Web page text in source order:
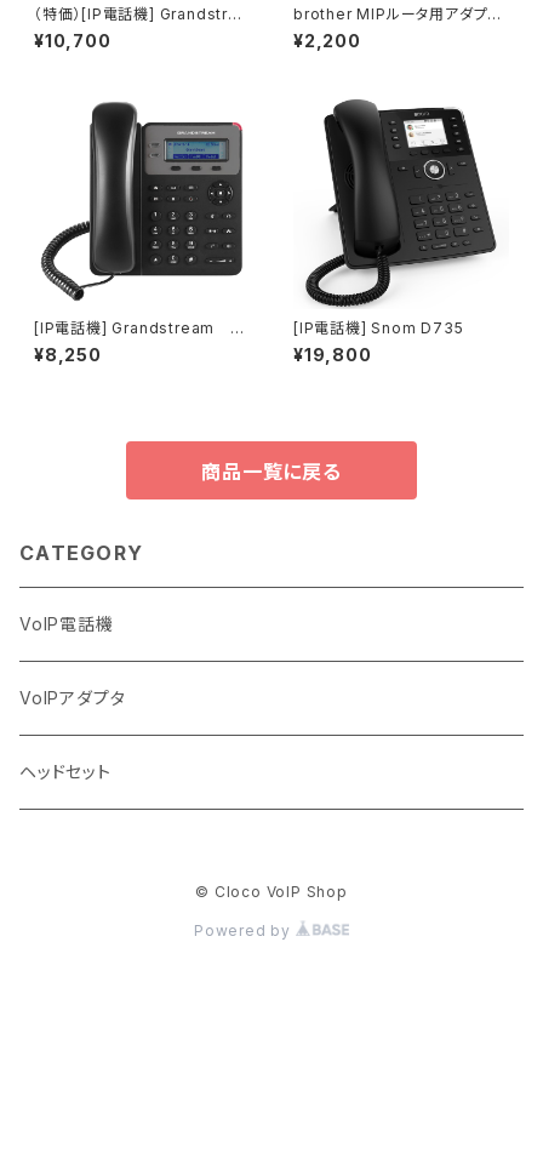
（特価）[IP電話機] Grandstrea
m GRP2603P
¥10,700
brother MIPルータ用アダプタ
ー
¥2,200
[IP電話機] Grandstream G
XP1615／アダプタセット
¥8,250
[IP電話機] Snom D735
¥19,800
商品一覧に戻る
CATEGORY
VoIP電話機
VoIPアダプタ
ヘッドセット
© Cloco VoIP Shop
Powered by